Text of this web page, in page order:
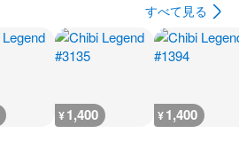
すべて見る
¥1,400 ¥1,400